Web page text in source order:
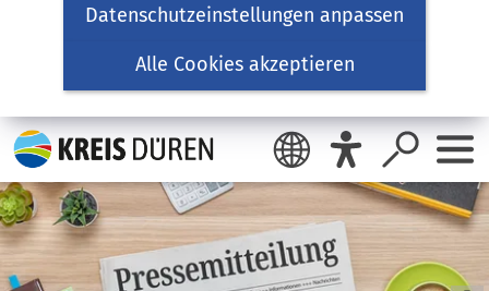
Datenschutzeinstellungen anpassen
Alle Cookies akzeptieren